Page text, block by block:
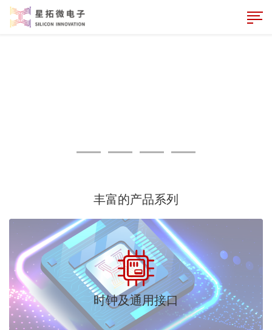
丰富的产品系列
时钟及通用接口